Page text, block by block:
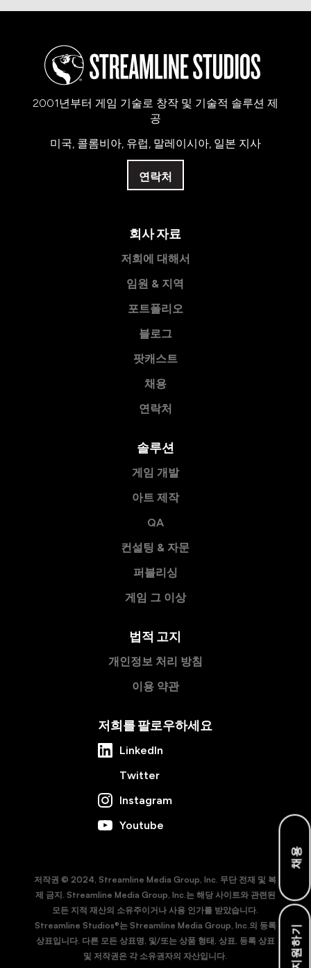
지원하기
채용
2001년부터 게임 기술로 창작 및 기술적 솔루션 제
공
미국, 콜롬비아, 유럽, 말레이시아, 일본 지사
연락처
회사 자료
저희에 대해서
임원 & 지역
포트폴리오
블로그
팟캐스트
채용
연락처
솔루션
게임 개발
아트 제작
QA
컨설팅 & 자문
퍼블리싱
게임 그 이상
법적 고지
개인정보 처리 방침
이용 약관
저희를 팔로우하세요
LinkedIn
Twitter
Instagram
Youtube
저작권 © 2024, Streamline Media Group, Inc. 무단 전재 및 복
제 금지. Streamline Media Group, Inc.는 해당 사이트와 관련된
모든 지적 재산의 소유주이거나 사용 인가를 받았습니다.
Streamline Studios®는 Streamline Media Group, Inc.의 등록
상표입니다. 다른 모든 상표명, 및/또는 상품 형태, 상표, 등록 상표
및 저작권은 각 소유권자의 자산입니다.